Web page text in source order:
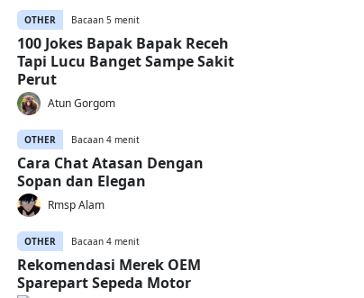
OTHER Bacaan 5 menit
100 Jokes Bapak Bapak Receh
Tapi Lucu Banget Sampe Sakit
Perut
Atun Gorgom
OTHER Bacaan 4 menit
Cara Chat Atasan Dengan
Sopan dan Elegan
Rmsp Alam
OTHER Bacaan 4 menit
Rekomendasi Merek OEM
Sparepart Sepeda Motor